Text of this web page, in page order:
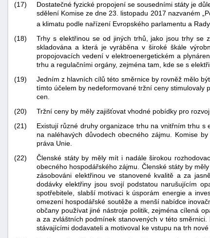
(17)
Dostatečné fyzické propojení se sousedními státy je
sdělení Komise ze dne 23. listopadu 2017 nazvaném
a klimatu podle nařízení Evropského parlamentu a
(18)
Trhy s elektřinou se od jiných trhů, jako jsou trhy se
skladována a která je vyráběna v široké škále
propojovacích vedení v elektroenergetickém a
trhu a regulačními orgány, zejména tam, kde se s
(19)
Jedním z hlavních cílů této směrnice by rovněž mělo
tímto účelem by nedeformované tržní ceny stimulovaly
cen.
(20)
Tržní ceny by měly zajišťovat vhodné pobídky pro
(21)
Existují různé druhy organizace trhu na vnitřním trhu
na naléhavých důvodech obecného zájmu. Komise
práva Unie.
(22)
Členské státy by měly mít i nadále širokou
obecného hospodářského zájmu. Členské státy by
zásobováni elektřinou ve stanovené kvalitě a za
dodávky elektřiny jsou svojí podstatou narušujícím
spotřebitele, slabší motivaci k úsporám energie a
omezení hospodářské soutěže a menší nabídce
občany používat jiné nástroje politik, zejména cílená
a za zvláštních podmínek stanovených v této
stávajícími dodavateli a motivoval ke vstupu na trh